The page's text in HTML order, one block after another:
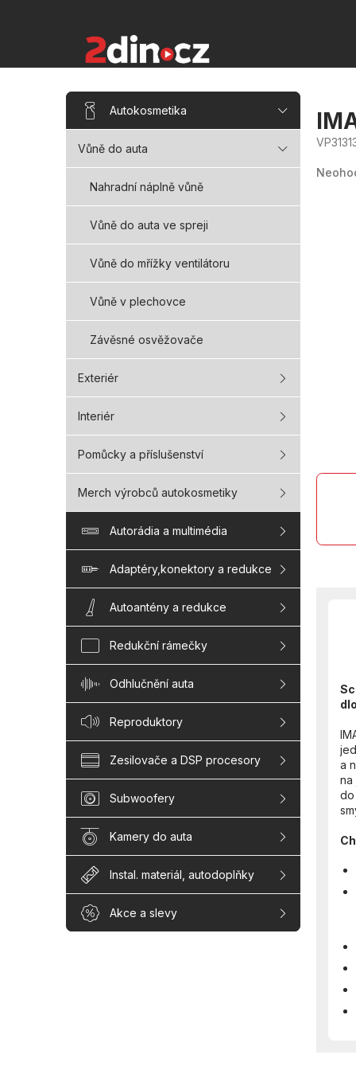
P
s
r
n
í
l
Přeskočit
kategorieAutokosmetika
Vůně do auta
Nahradní náplně vůně
Vůně do auta ve spreji
Vůně do mřížky ventilátoru
Vůně v plechovce
Závěsné osvěžovače
Exteriér
Interiér
Pomůcky a příslušenství
Merch výrobců autokosmetiky
Autorádia a multimédia
Adaptéry,konektory a redukce
Autoantény a redukce
Redukční rámečky
Odhlučnění auta
Reproduktory
Zesilovače a DSP procesory
Subwoofery
Kamery do auta
Instal. materiál, autodoplňky
Akce a slevy
a
na
do